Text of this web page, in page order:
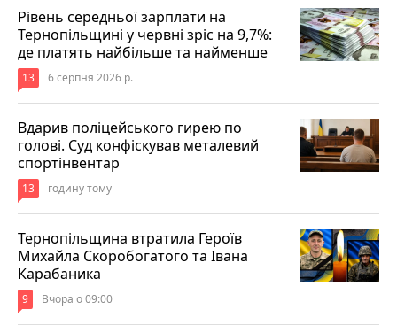
Рівень середньої зарплати на
Тернопільщині у червні зріс на 9,7%:
де платять найбільше та найменше
13 6 серпня 2026 р.
Вдарив поліцейського гирею по
голові. Суд конфіскував металевий
спортінвентар
13 годину тому
Тернопільщина втратила Героїв
Михайла Скоробогатого та Івана
Карабаника
9 Вчора о 09:00